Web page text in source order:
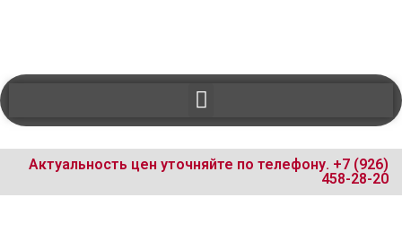
Актуальность цен уточняйте по телефону. +7 (926)
458-28-20